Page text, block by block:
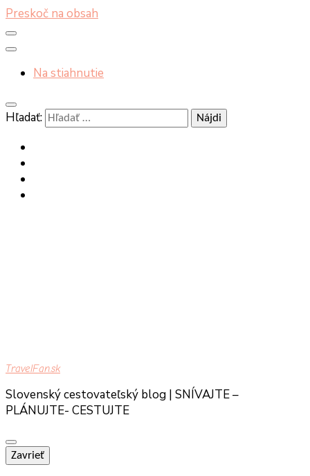
Preskoč na obsah
Na stiahnutie
Hľadať:
TravelFan.sk
Slovenský cestovateľský blog | SNÍVAJTE –
PLÁNUJTE- CESTUJTE
Zavrieť